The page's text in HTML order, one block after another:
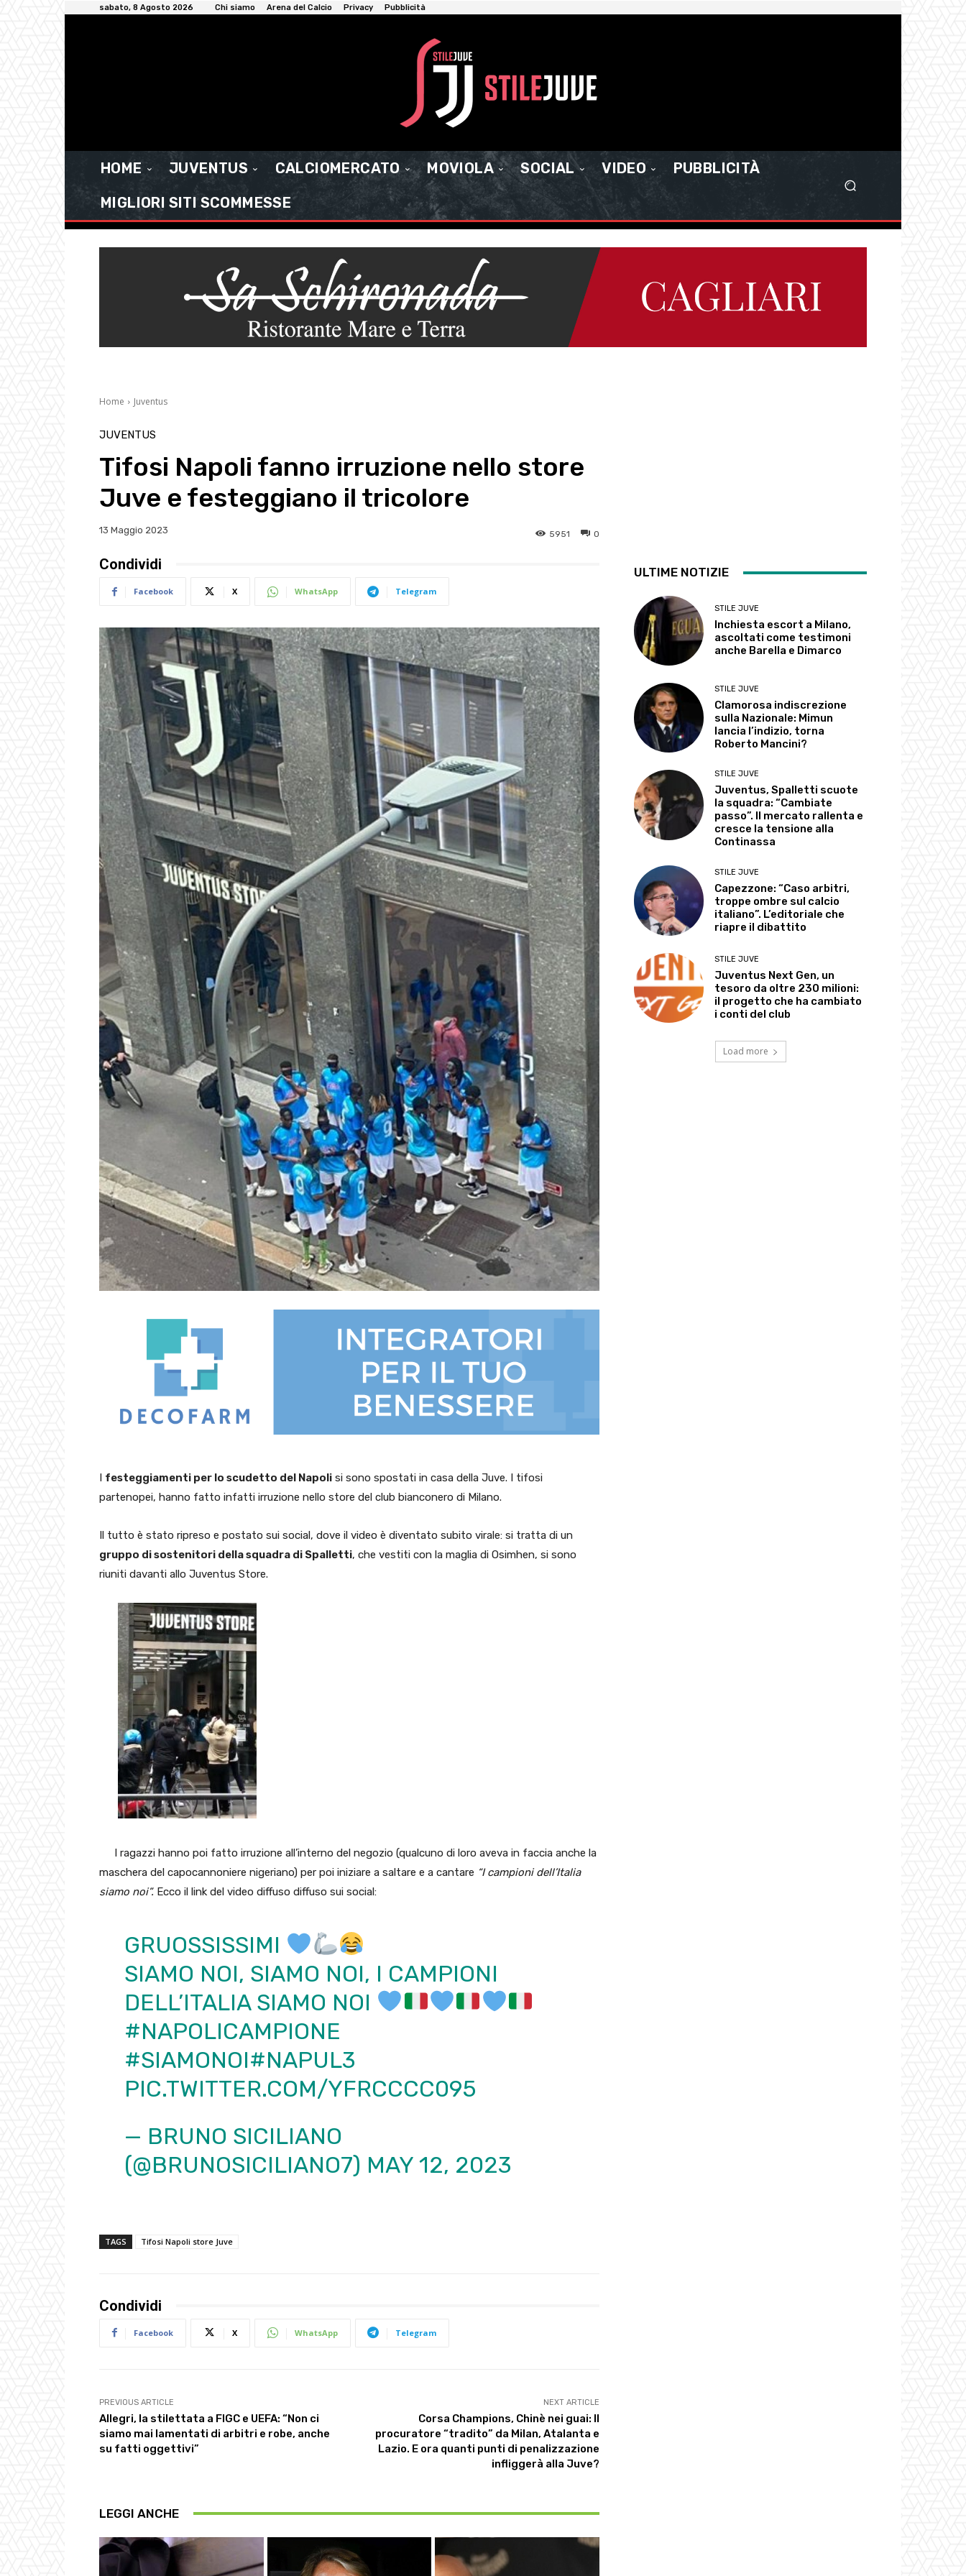
sabato, 8 Agosto 2026 Chi siamo Arena del Calcio Privacy Pubblicità
HOME JUVENTUS CALCIOMERCATO MOVIOLA SOCIAL VIDEO
PUBBLICITÀ
MIGLIORI SITI SCOMMESSE
Home Juventus
JUVENTUS
Tifosi Napoli fanno irruzione nello store
Juve e festeggiano il tricolore
13 Maggio 2023 0
5951
Condividi
Facebook X WhatsApp Telegram
I festeggiamenti per lo scudetto del Napoli si sono spostati in casa della Juve. I tifosi
partenopei, hanno fatto infatti irruzione nello store del club bianconero di Milano.
Il tutto è stato ripreso e postato sui social, dove il video è diventato subito virale: si tratta di un
gruppo di sostenitori della squadra di Spalletti, che vestiti con la maglia di Osimhen, si sono
riuniti davanti allo Juventus Store.
I ragazzi hanno poi fatto irruzione all’interno del negozio (qualcuno di loro aveva in faccia anche la
maschera del capocannoniere nigeriano) per poi iniziare a saltare e a cantare “I campioni dell’Italia
siamo noi”. Ecco il link del video diffuso diffuso sui social:
GRUOSSISSIMI
SIAMO NOI, SIAMO NOI, I CAMPIONI
DELL’ITALIA SIAMO NOI
#NAPOLICAMPIONE
#SIAMONOI#NAPUL3
PIC.TWITTER.COM/YFRCCCC095
— BRUNO SICILIANO
(@BRUNOSICILIANO7) MAY 12, 2023
TAGS Tifosi Napoli store Juve
Condividi
Facebook X WhatsApp Telegram
PREVIOUS ARTICLE
Allegri, la stilettata a FIGC e UEFA: “Non ci
siamo mai lamentati di arbitri e robe, anche
su fatti oggettivi”
NEXT ARTICLE
Corsa Champions, Chinè nei guai: Il
procuratore “tradito” da Milan, Atalanta e
Lazio. E ora quanti punti di penalizzazione
infliggerà alla Juve?
LEGGI ANCHE
ULTIME NOTIZIE
STILE JUVE
Inchiesta escort a Milano,
ascoltati come testimoni
anche Barella e Dimarco
STILE JUVE
Clamorosa indiscrezione
sulla Nazionale: Mimun
lancia l’indizio, torna
Roberto Mancini?
STILE JUVE
Juventus, Spalletti scuote
la squadra: “Cambiate
passo”. Il mercato rallenta e
cresce la tensione alla
Continassa
STILE JUVE
Capezzone: “Caso arbitri,
troppe ombre sul calcio
italiano”. L’editoriale che
riapre il dibattito
STILE JUVE
Juventus Next Gen, un
tesoro da oltre 230 milioni:
il progetto che ha cambiato
i conti del club
Load more